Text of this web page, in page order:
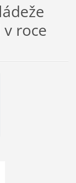
roce